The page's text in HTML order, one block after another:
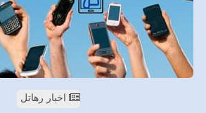
اخبار رهاتل